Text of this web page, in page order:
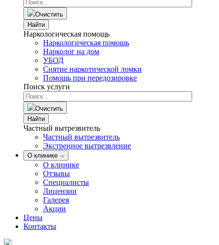
Очистить
Найти
Наркологическая помощь
Наркологическая помощь
Нарколог на дом
УБОД
Снятие наркотической ломки
Помощь при передозировке
Поиск услуги
Очистить
Найти
Частный вытрезвитель
Частный вытрезвитель
Экстренное вытрезвление
О клинике
О клинике
Отзывы
Специалисты
Лицензии
Галерея
Акции
Цены
Контакты